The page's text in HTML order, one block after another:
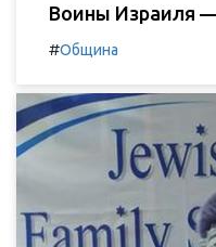
Воины Израиля
#Община